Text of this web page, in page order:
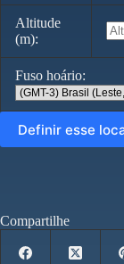
Altitude
(m):
Fuso hoário:
Compartilhe